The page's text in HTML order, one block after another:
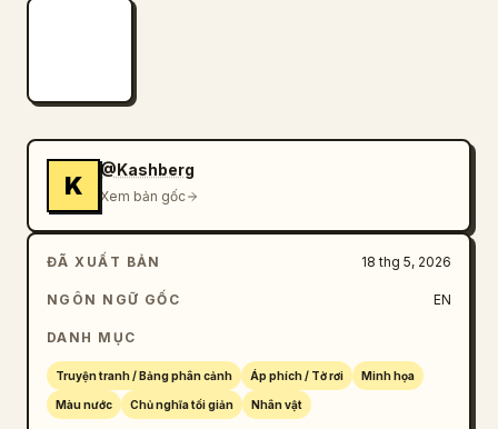
K
@Kashberg
Xem bản gốc
ĐÃ XUẤT BẢN 18 thg 5, 2026
NGÔN NGỮ GỐC EN
DANH MỤC
Truyện tranh / Bảng phân cảnh Áp phích / Tờ rơi Minh họa
Màu nước Chủ nghĩa tối giản Nhân vật